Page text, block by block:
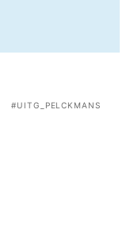
UITG_PELCKMANS